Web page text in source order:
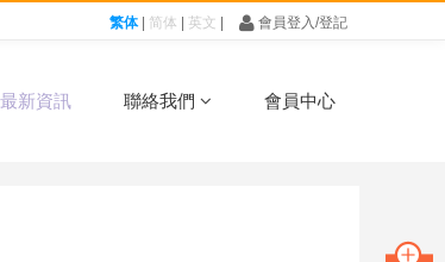
初九開工大吉 | 馬年集運送好禮
繁体| 简体 英文 會員登入/登記
最新資訊 聯絡我們 會員中心